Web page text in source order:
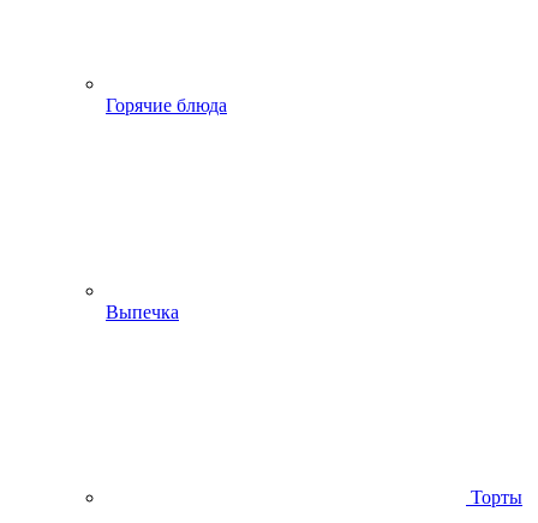
Горячие блюда
Выпечка
Торты